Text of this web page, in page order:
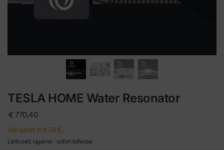
TESLA HOME Water Resonator
€ 770,40
Versand mit DHL
Lieferzeit: lagernd - sofort lieferbar